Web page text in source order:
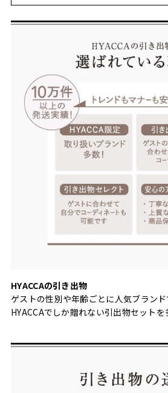
HYACCAの引き出物
ゲストの性別や年齢ごとに人気ブランド
HYACCAでしか贈れない引出物セットを